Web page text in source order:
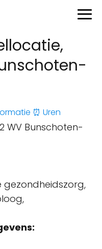
⏰ Uren
WV Bunschoten-
gezondheidszorg,